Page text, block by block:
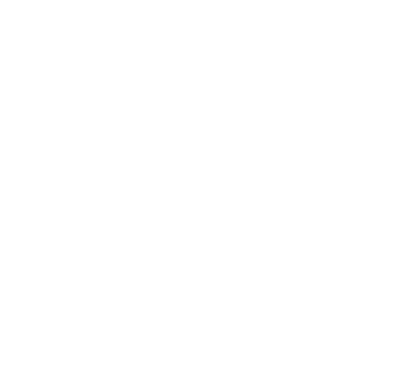
tout comme des éditions poches qui
des calculs.
Kindle Paperwhite + ebooks Amazon.
est plus simple à utiliser pour analyser
papiers comme ebooks est identique quel que